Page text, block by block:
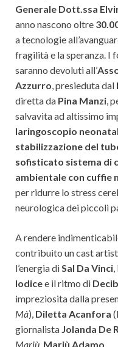
Generale Dott.ssa
anno nascono oltre
a tecnologie
fragilità e la speranza. I
saranno devoluti all’
Azzurro, presieduta dal
diretta da Pina Manzi,
salvavita ad altissimo
laringoscopio
stabilizzazione del
sofisticato sistema di
ambientale con cuffie
per ridurre lo stress
neurologica dei piccoli
A rendere
contribuito un cast
l’energia diSal Da Vinci
Iodicee il ritmo di
impreziosita dalla
Mà), Diletta Acanfora
giornalista Jolanda De
Mariù, Mariù Adamo.